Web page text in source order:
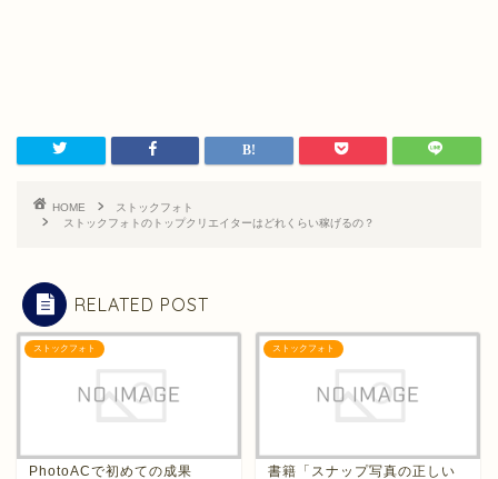
HOME
ストックフォト
ストックフォトのトップクリエイターはどれくらい稼げるの？
RELATED POST
ストックフォト
PhotoACで初めての成果
ストックフォト
書籍「スナップ写真の正しい